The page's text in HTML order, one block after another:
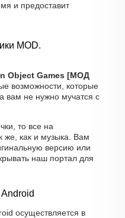
и предоставит
MOD.
Object Games [МОД
возможности, которые
вам не нужно мучатся с
то все на
же, как и музыка. Вам
версию или
наш портал для
осуществляется в